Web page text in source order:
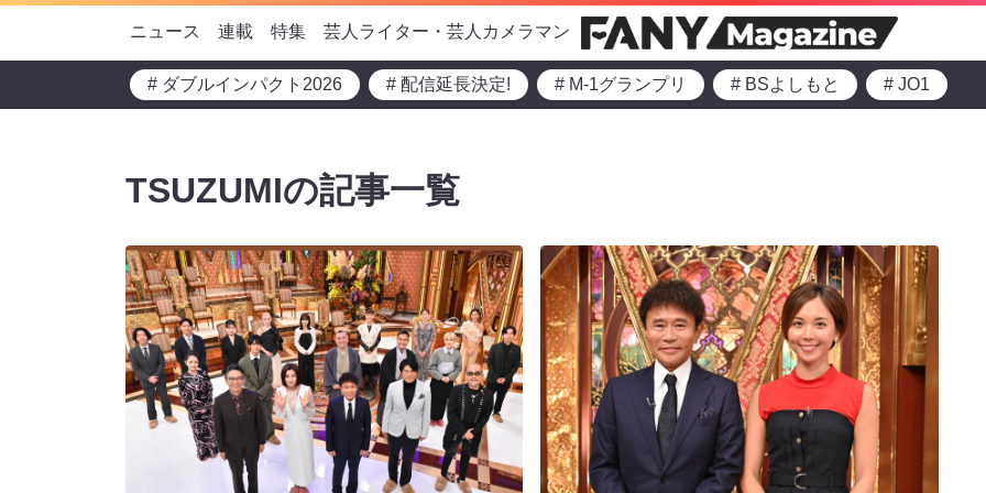
ニュース 連載 特集 芸人ライター・芸人カメラマン
# ダブルインパクト2026 # 配信延長決定! # M-1グランプリ # BSよしもと # JO1
TSUZUMIの記事一覧